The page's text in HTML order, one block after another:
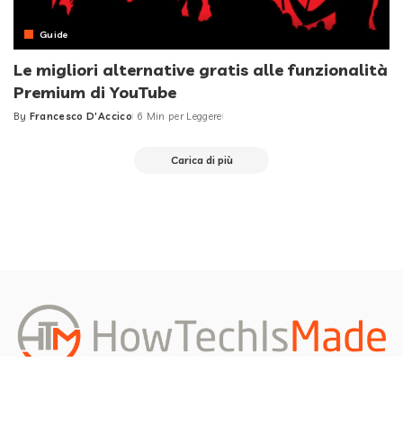
Guide
Le migliori alternative gratis alle funzionalità
Premium di YouTube
Posted
By Francesco D'Accico 6 Min per Leggere
Carica di più